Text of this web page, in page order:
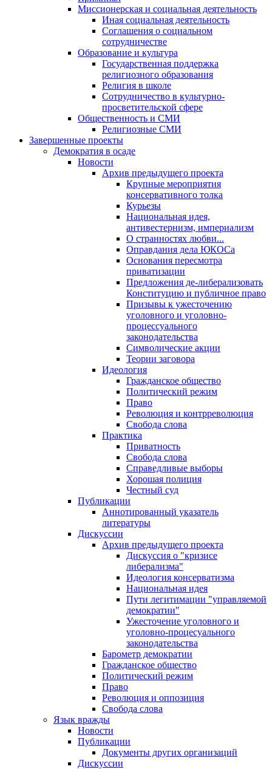
Миссионерская и социальная деятельность
Иная социальная деятельность
Соглашения о социальном
сотрудничестве
Образование и культура
Государственная поддержка
религиозного образования
Религия в школе
Сотрудничество в культурно-
просветительской сфере
Общественность и СМИ
Религиозные СМИ
Завершенные проекты
Демократия в осаде
Новости
Архив предыдущего проекта
Крупные мероприятия
консервативного толка
Курьезы
Национальная идея,
антивестернизм, империализм
О странностях любви...
Оправдания дела ЮКОСа
Основания пересмотра
приватизации
Предложения де-либерализовать
Конституцию и публичное право
Призывы к ужесточению
уголовного и уголовно-
процессуального
законодательства
Символические акции
Теории заговора
Идеология
Гражданское общество
Политический режим
Право
Революция и контрреволюция
Свобода слова
Практика
Приватность
Свобода слова
Справедливые выборы
Хорошая полиция
Честный суд
Публикации
Аннотированный указатель
литературы
Дискуссии
Архив предыдущего проекта
Дискуссия о "кризисе
либерализма"
Идеология консерватизма
Национальная идея
Пути легитимации "управляемой
демократии"
Ужесточение уголовного и
уголовно-процесуального
законодательства
Барометр демократии
Гражданское общество
Политический режим
Право
Революция и оппозиция
Свобода слова
Язык вражды
Новости
Публикации
Документы других организаций
Дискуссии